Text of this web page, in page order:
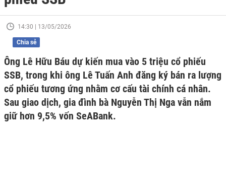
14:30 | 13/05/2026
Chia sẻ
Ông Lê Hữu Báu dự kiến mua vào 5 triệu cổ phiếu
SSB, trong khi ông Lê Tuấn Anh đăng ký bán ra lượng
cổ phiếu tương ứng nhằm cơ cấu tài chính cá nhân.
Sau giao dịch, gia đình bà Nguyễn Thị Nga vẫn nắm
giữ hơn 9,5% vốn SeABank.